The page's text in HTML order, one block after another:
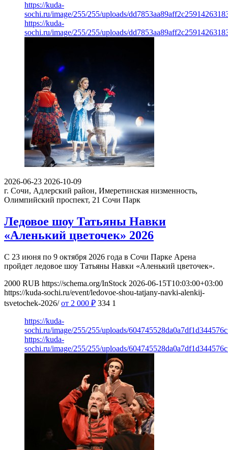
https://kuda-
sochi.ru/image/255/255/uploads/
https://kuda-
sochi.ru/image/255/255/uploads/
2026-06-23 2026-10-09
г. Сочи, Адлерский район, Имеретинская низменность,
Олимпийский проспект, 21 Сочи Парк
Ледовое шоу Татьяны Навки
«Аленький цветочек» 2026
С 23 июня по 9 октября 2026 года в Сочи Парке Арена
пройдет ледовое шоу Татьяны Навки «Аленький цветочек».
2000 RUB https://schema.org/InStock 2026-06-15T10:03:00+03:00
https://kuda-sochi.ru/event/ledovoe-shou-tatjany-navki-alenkij-
tsvetochek-2026/ от 2 000 ₽ 334 1
https://kuda-
sochi.ru/image/255/255/uploads/
https://kuda-
sochi.ru/image/255/255/uploads/